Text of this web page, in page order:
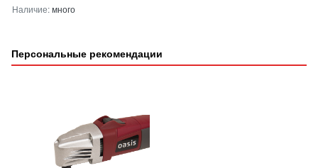
Наличие:много
Персональные рекомендации